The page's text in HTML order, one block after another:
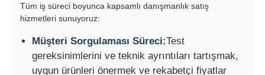
Tüm iş süreci boyunca kapsamlı danışmanlık satış
hizmetleri sunuyoruz:
Müşteri Sorgulaması Süreci:Test
gereksinimlerini ve teknik ayrıntıları tartışmak,
uygun ürünleri önermek ve rekabetçi fiyatlar